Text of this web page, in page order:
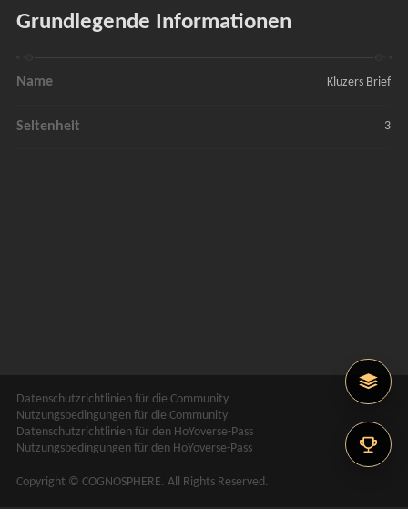
Grundlegende Informationen
Name Kluzers Brief
Seltenheit 3
Datenschutzrichtlinien für die Community
Nutzungsbedingungen für die Community
Datenschutzrichtlinien für den HoYoverse-Pass
Nutzungsbedingungen für den HoYoverse-Pass
Copyright © COGNOSPHERE. All Rights Reserved.